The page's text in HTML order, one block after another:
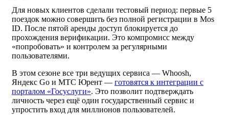
Для новых клиентов сделали тестовый период: первые 5
поездок можно совершить без полной регистрации в Mos
ID. После пятой аренды доступ блокируется до
прохождения верификации. Это компромисс между
«попробовать» и контролем за регулярными
пользователями.
В этом сезоне все три ведущих сервиса — Whoosh,
Яндекс Go и МТС Юрент — готовятся к интеграции с
порталом «Госуслуги». Это позволит подтверждать
личность через ещё один государственный сервис и
упростить вход для миллионов пользователей.